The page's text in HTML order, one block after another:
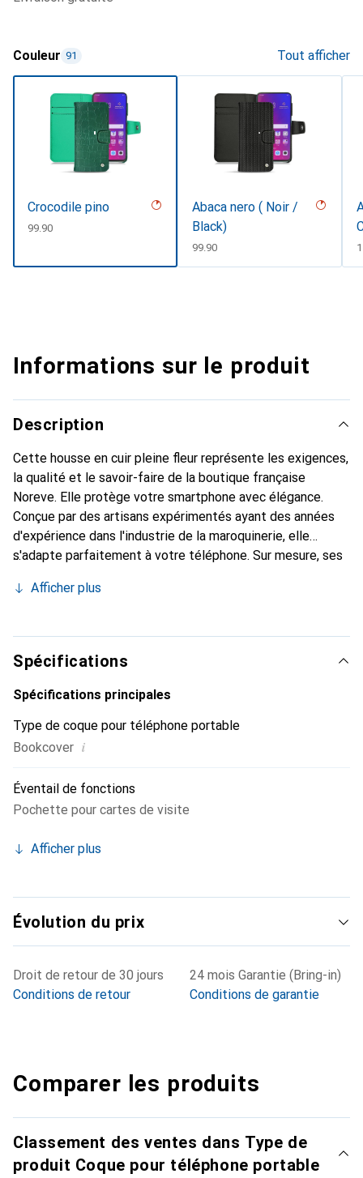
Couleur 91 Tout afficher
Crocodile pino
CHF
99.90
Abaca nero ( Noir /
Black)
CHF
99.90
Informations sur le produit
Description
Cette housse en cuir pleine fleur représente les exigences,
la qualité et le savoir-faire de la boutique française
Noreve. Elle protège votre smartphone avec élégance.
Conçue par des artisans expérimentés ayant des années
d'expérience dans l'industrie de la maroquinerie, elle
s'adapte parfaitement à votre téléphone. Sur mesure, ses
peau. Elle devient l'accessoire chic et indispensable pour
ses produits de haute qualité, la marque Noreve est un
choix fiable pour une clientèle exigeante.
Afficher plus
Spécifications
Spécifications principales
Type de coque pour téléphone portable
Bookcover i
Éventail de fonctions
Pochette pour cartes de visite
Afficher plus
Évolution du prix
Droit de retour de 30 jours
Conditions de retour
24 mois Garantie (Bring-in)
Conditions de garantie
Comparer les produits
Classement des ventes dans Type de
produit Coque pour téléphone portable